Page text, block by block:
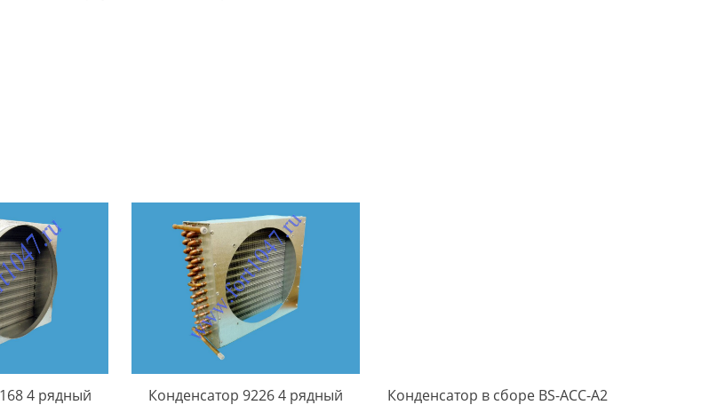
4 рядный
Конденсатор 9226 4 рядный
Конденсатор в сборе BS-ACC-A2